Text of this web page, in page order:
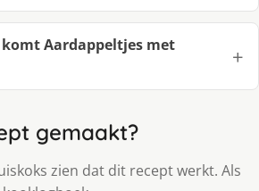
Aardappeltjes met
gemaakt?
zien dat dit recept werkt. Als